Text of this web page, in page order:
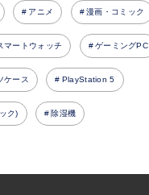
アニメ 漫画・コミック
マートウォッチ ゲーミングPC
ケース PlayStation 5
ク) 除湿機